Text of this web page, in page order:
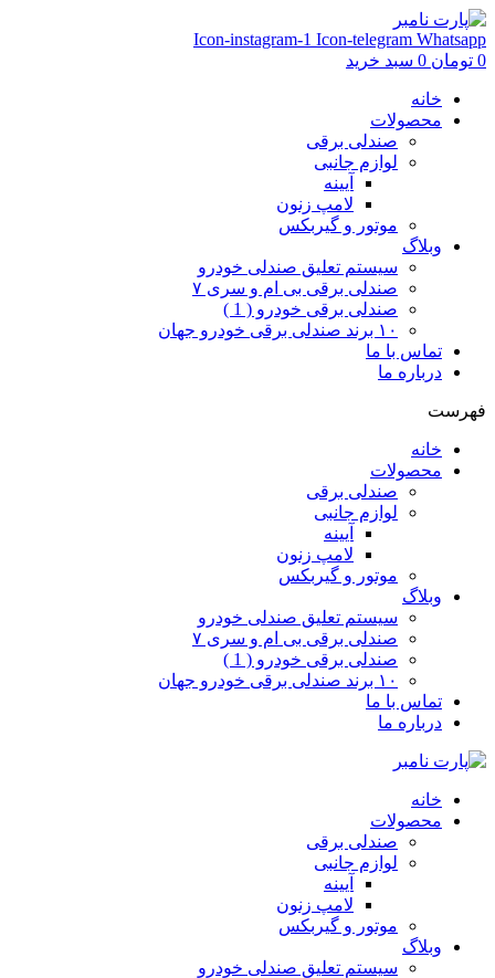
Icon-instagram-1 Icon-telegram Whatsapp
0 تومان 0 سبد خرید
خانه
محصولات
صندلی برقی
لوازم جانبی
آیینه
لامپ زنون
موتور و گیربکس
وبلاگ
سیستم تعلیق صندلی خودرو
صندلی برقی بی ام و سری ۷
صندلی برقی خودرو ( 1 )
۱۰ برند صندلی برقی خودرو جهان
تماس با ما
درباره ما
فهرست
خانه
محصولات
صندلی برقی
لوازم جانبی
آیینه
لامپ زنون
موتور و گیربکس
وبلاگ
سیستم تعلیق صندلی خودرو
صندلی برقی بی ام و سری ۷
صندلی برقی خودرو ( 1 )
۱۰ برند صندلی برقی خودرو جهان
تماس با ما
درباره ما
خانه
محصولات
صندلی برقی
لوازم جانبی
آیینه
لامپ زنون
موتور و گیربکس
وبلاگ
سیستم تعلیق صندلی خودرو